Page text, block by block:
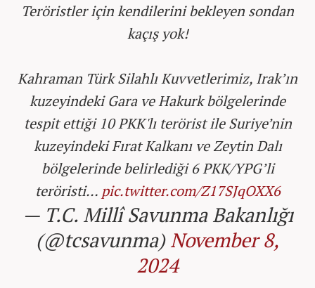
Teröristler için kendilerini bekleyen sondan
kaçış yok!
Kahraman Türk Silahlı Kuvvetlerimiz, Irak’ın
kuzeyindeki Gara ve Hakurk bölgelerinde
tespit ettiği 10 PKK'lı terörist ile Suriye’nin
kuzeyindeki Fırat Kalkanı ve Zeytin Dalı
bölgelerinde belirlediği 6 PKK/YPG’li
teröristi… pic.twitter.com/Z17SJqOXX6
— T.C. Millî Savunma Bakanlığı
(@tcsavunma)November 8,
2024